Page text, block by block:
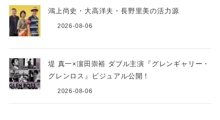
鴻上尚史・大高洋夫・長野里美の活力源
2026-08-06
堤 真一×濵田崇裕 ダブル主演『グレンギャリー・
グレンロス』ビジュアル公開！
2026-08-06